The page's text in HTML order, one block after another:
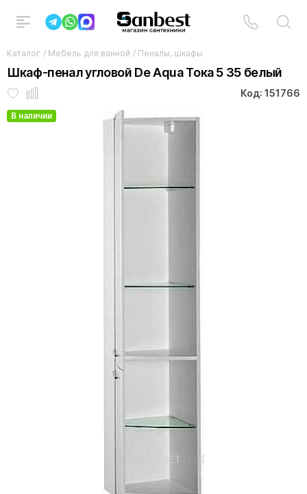
Каталог / Мебель для ванной / Пеналы, шкафы
Шкаф-пенал угловой De Aqua Тока 5 35 белый
Код: 151766
В наличии